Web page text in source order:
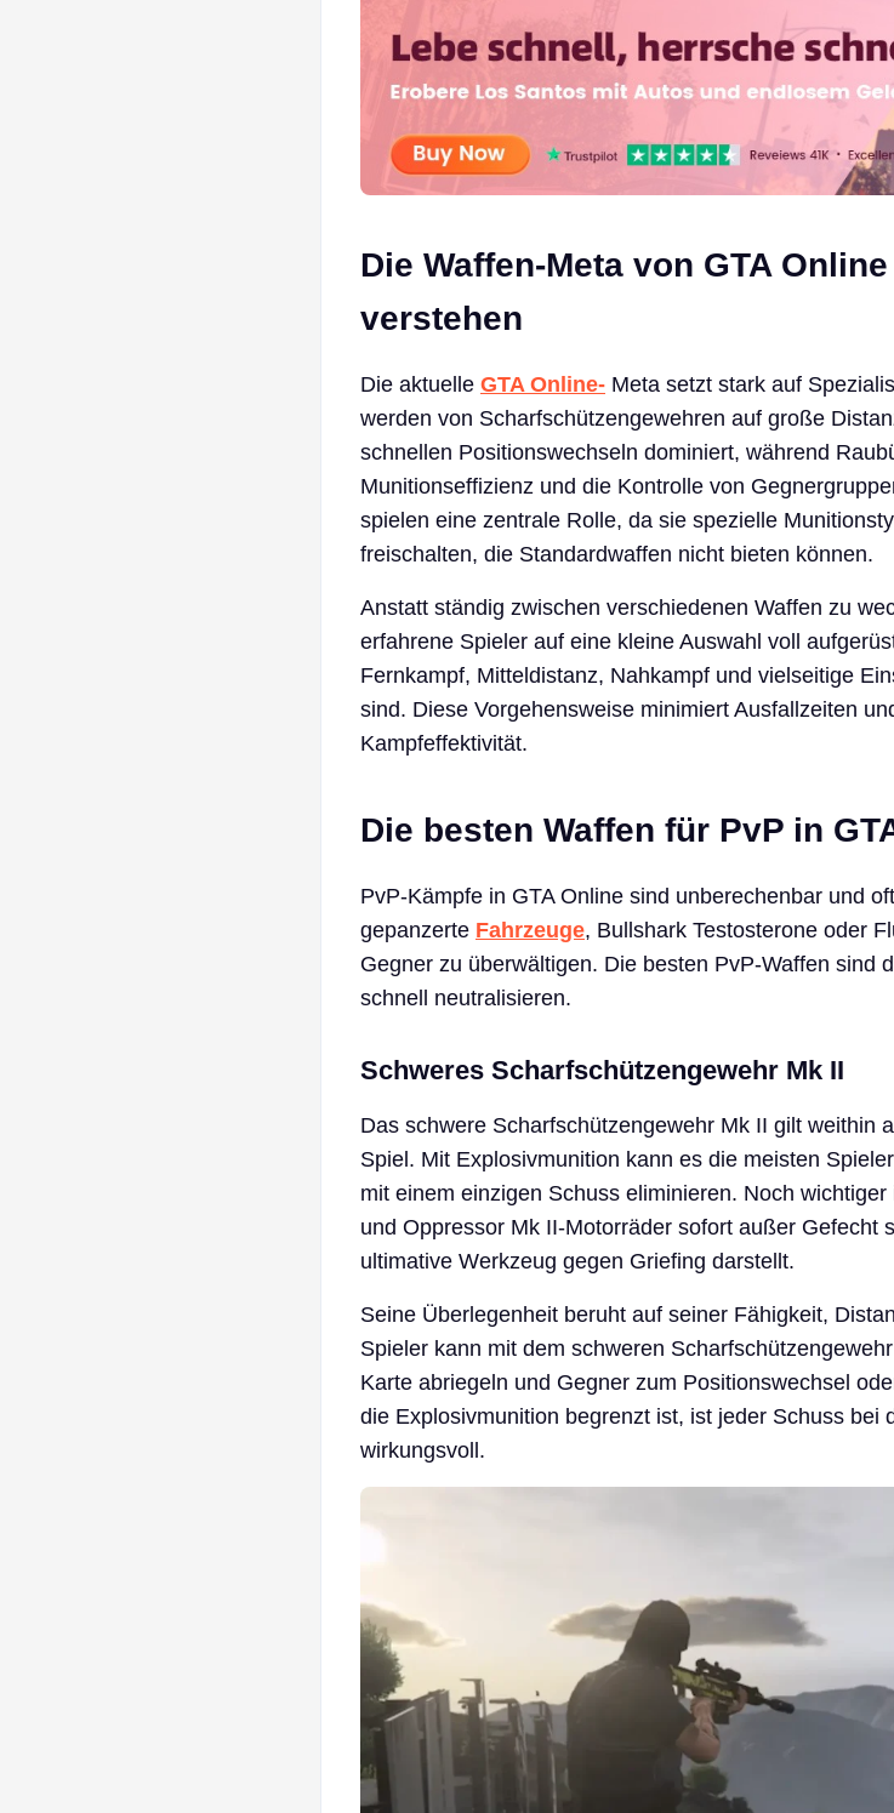
Die Waffen-Meta von GTA
verstehen
Die aktuelle GTA Online- Meta setzt stark auf
werden von Scharfschützengewehren auf große
schnellen Positionswechseln dominiert, während
Munitionseffizienz und die Kontrolle von
spielen eine zentrale Rolle, da sie spezielle
freischalten, die Standardwaffen nicht bieten können.
Anstatt ständig zwischen verschiedenen Waffen zu
erfahrene Spieler auf eine kleine Auswahl voll
Fernkampf, Mitteldistanz, Nahkampf und vielseitige
sind. Diese Vorgehensweise minimiert Ausfallzeiten
Kampfeffektivität.
Die besten Waffen für PvP in
PvP-Kämpfe in GTA Online sind unberechenbar und
gepanzerte Fahrzeuge, Bullshark Testosterone oder
Gegner zu überwältigen. Die besten PvP-Waffen sind
schnell neutralisieren.
Schweres Scharfschützengewehr Mk II
Das schwere Scharfschützengewehr Mk II gilt weithin
Spiel. Mit Explosivmunition kann es die meisten
mit einem einzigen Schuss eliminieren. Noch
und Oppressor Mk II-Motorräder sofort außer Gefecht
ultimative Werkzeug gegen Griefing darstellt.
Seine Überlegenheit beruht auf seiner Fähigkeit,
Spieler kann mit dem schweren
Karte abriegeln und Gegner zum Positionswechsel
die Explosivmunition begrenzt ist, ist jeder Schuss bei
wirkungsvoll.